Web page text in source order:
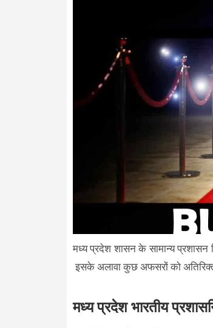
मध्य प्रदेश शासन के सामान्य प्रशासन
इसके अलावा कुछ अफसरों को अतिरिक्त
मध्य प्रदेश भारतीय